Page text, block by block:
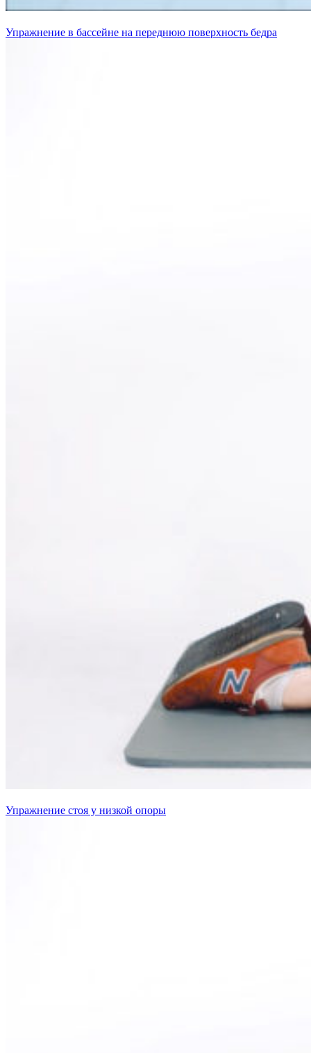
Упражнение в бассейне на переднюю поверхность бедра
Упражнение стоя у низкой опоры